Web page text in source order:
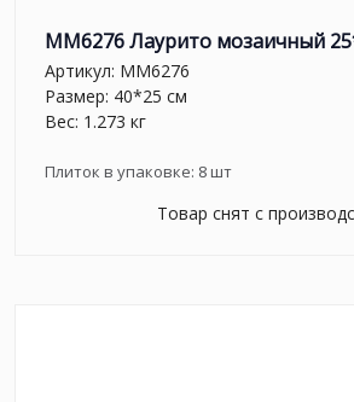
MM6276 Лаурито мозаичный
Артикул: MM6276
Размер: 40*25 см
Вес: 1.273 кг
Плиток в упаковке: 8шт
Товар снят с